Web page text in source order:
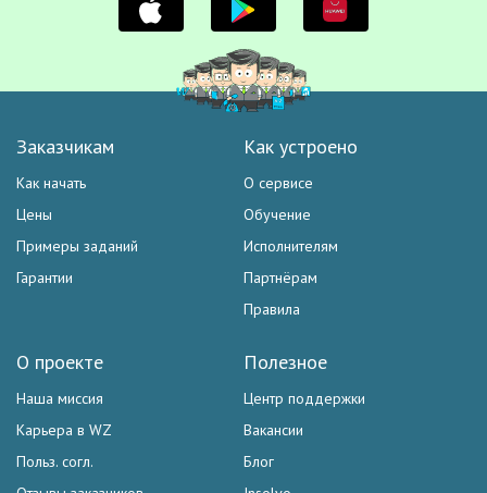
Заказчикам
Как начать
Цены
Примеры заданий
Гарантии
Как устроено
О сервисе
Обучение
Исполнителям
Партнёрам
Правила
Полезное
Центр поддержки
Вакансии
Блог
О проекте
Наша миссия
Карьера в WZ
Польз. согл.